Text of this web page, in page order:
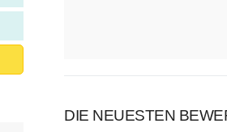
DIE NEUESTEN